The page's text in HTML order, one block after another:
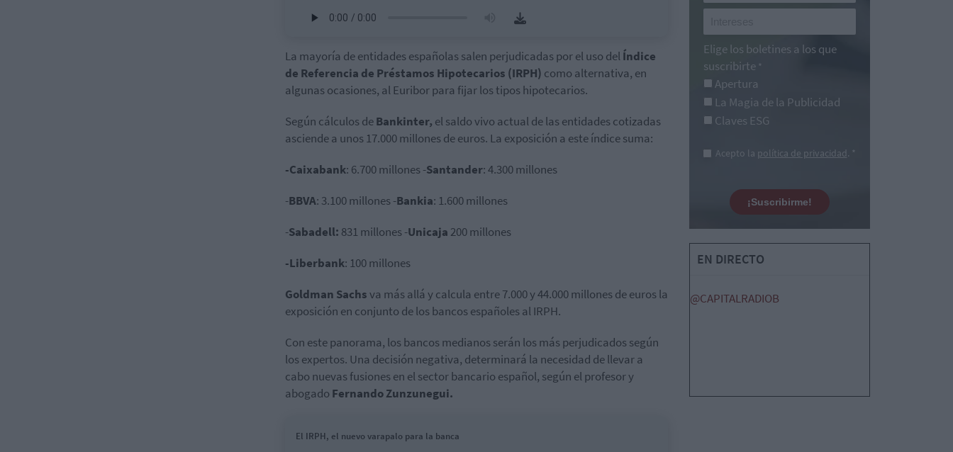
La mayoría de entidades españolas salen perjudicadas por el uso delÍndice
de Referencia de Préstamos Hipotecarios (IRPH) como alternativa, en
algunas ocasiones, al Euribor para fijar los tipos hipotecarios.
Según cálculos deBankinter, el saldo vivo actual de las entidades cotizadas
asciende a unos 17.000 millones de euros. La exposición a este índice suma:
-Caixabank: 6.700 millones -Santander: 4.300 millones
-BBVA: 3.100 millones -Bankia: 1.600 millones
-Sabadell: 831 millones -Unicaja 200 millones
-Liberbank: 100 millones
Goldman Sachsva más allá y calcula entre 7.000 y 44.000 millones de euros la
exposición en conjunto de los bancos españoles al IRPH.
Con este panorama, los bancos medianos serán los más perjudicados según
los expertos. Una decisión negativa, determinará la necesidad de llevar a
cabo nuevas fusiones en el sector bancario español, según el profesor y
abogado Fernando Zunzunegui.
El IRPH, el nuevo varapalo para la banca
Elige los boletines a los que
suscribirte *
Apertura
La Magia de la Publicidad
Claves ESG
Acepto la política de privacidad. *
¡Suscribirme!
EN DIRECTO
@CAPITALRADIOB